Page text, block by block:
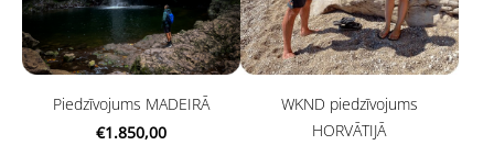
Piedzīvojums MADEIRĀ
€1.850,00
WKND piedzīvojums
HORVĀTIJĀ